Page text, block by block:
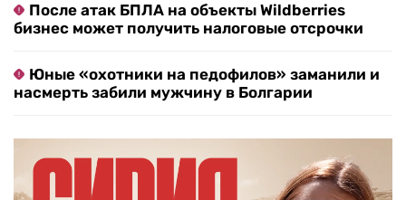
После атак БПЛА на объекты Wildberries
бизнес может получить налоговые отсрочки
Юные «охотники на педофилов» заманили и
насмерть забили мужчину в Болгарии